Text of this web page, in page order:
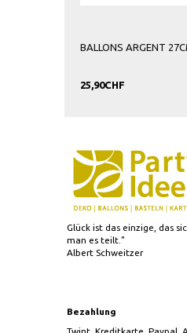
SERPENTINS ARGENTÉS
Glück ist das einzige, das
man es teilt."
Albert Schweitzer
Bezahlung